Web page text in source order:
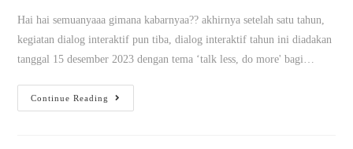
Hai hai semuanyaaa gimana kabarnyaa?? akhirnya setelah satu tahun,
kegiatan dialog interaktif pun tiba, dialog interaktif tahun ini diadakan
tanggal 15 desember 2023 dengan tema ‘talk less, do more' bagi…
Continue Reading